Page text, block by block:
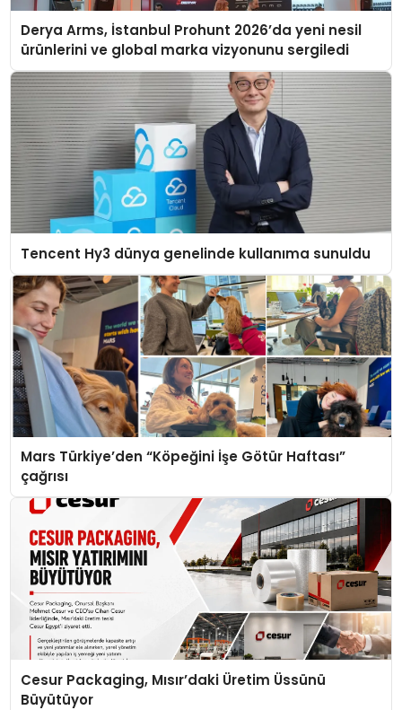
Derya Arms, İstanbul Prohunt 2026’da yeni nesil
ürünlerini ve global marka vizyonunu sergiledi
Tencent Hy3 dünya genelinde kullanıma sunuldu
Mars Türkiye’den “Köpeğini İşe Götür Haftası”
çağrısı
Cesur Packaging, Mısır’daki Üretim Üssünü
Büyütüyor